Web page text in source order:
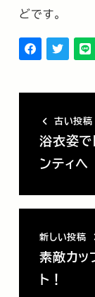
どです。
古い投稿
浴衣姿で
ンティへ
新しい投稿
素敵カ
ト！